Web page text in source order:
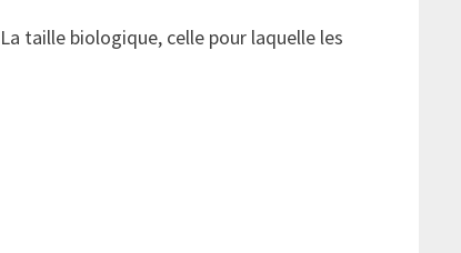
taille biologique, celle pour laquelle les